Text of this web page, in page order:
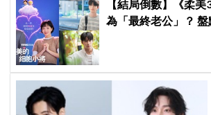
【結局倒數】《柔
為「最終老公」？